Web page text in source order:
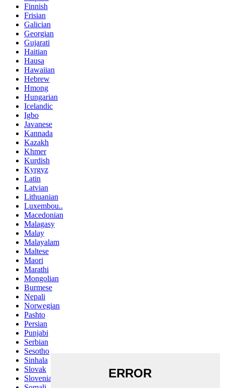
Finnish
Frisian
Galician
Georgian
Gujarati
Haitian
Hausa
Hawaiian
Hebrew
Hmong
Hungarian
Icelandic
Igbo
Javanese
Kannada
Kazakh
Khmer
Kurdish
Kyrgyz
Latin
Latvian
Lithuanian
Luxembou..
Macedonian
Malagasy
Malay
Malayalam
Maltese
Maori
Marathi
Mongolian
Burmese
Nepali
Norwegian
Pashto
Persian
Punjabi
Serbian
Sesotho
Sinhala
Slovak
Slovenian